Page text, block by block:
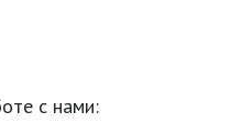
с нами: